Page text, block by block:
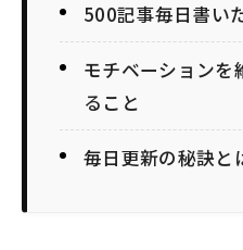
500記事毎日書い
モチベーションを
ること
毎日更新の秘訣と